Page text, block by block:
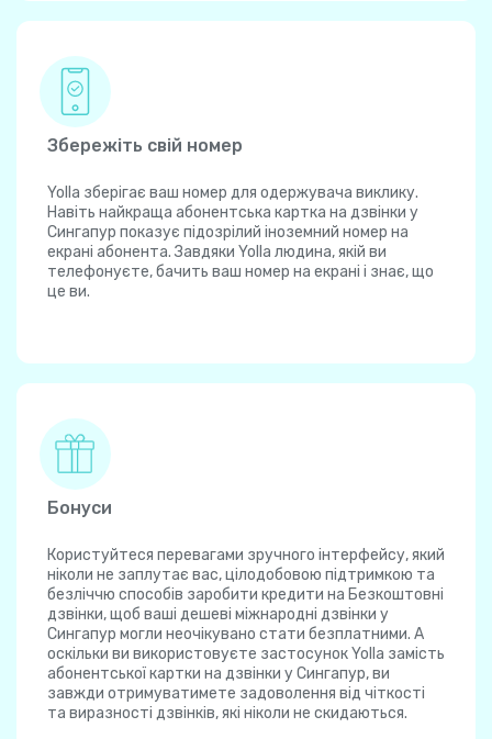
Збережіть свій номер
Yolla зберігає ваш номер для одержувача виклику.
Навіть найкраща абонентська картка на дзвінки у
Сингапур показує підозрілий іноземний номер на
екрані абонента. Завдяки Yolla людина, якій ви
телефонуєте, бачить ваш номер на екрані і знає, що
це ви.
Бонуси
Користуйтеся перевагами зручного інтерфейсу, який
ніколи не заплутає вас, цілодобовою підтримкою та
безліччю способів заробити кредити на Безкоштовні
дзвінки, щоб ваші дешеві міжнародні дзвінки у
Сингапур могли неочікувано стати безплатними. А
оскільки ви використовуєте застосунок Yolla замість
абонентської картки на дзвінки у Сингапур, ви
завжди отримуватимете задоволення від чіткості
та виразності дзвінків, які ніколи не скидаються.